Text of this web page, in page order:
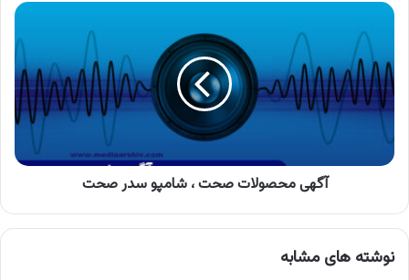
آگهی
محصولات
صحت
،
شامپو
سدر
صحت
آگهی محصولات صحت ، شامپو سدر صحت
نوشته های مشابه